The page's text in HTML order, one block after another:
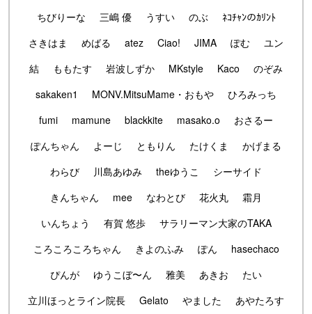
ちびりーな
三嶋 優 うすい のぶ
ﾈｺﾁｬﾝのｶﾘﾝﾄ
さきはま
めばる atez Ciao! JIMA ぽむ
ユン
結
ももたす 岩波しずか MKstyle Kaco
のぞみ
sakaken1
MONV.MitsuMame・おもや
ひろみっち
fumi
mamune blackkite masako.o
おさるー
ぽんちゃん
よーじ ともりん たけくま
かげまる
わらび
川島あゆみ theゆうこ
シーサイド
きんちゃん
mee なわとび 花火丸
霜月
いんちょう
有賀 悠歩
サラリーマン大家のTAKA
ころころころちゃん
きよのふみ ぽん
hasechaco
ぴんが
ゆうこぼ〜ん 雅美 あきお
たい
立川ほっとライン院長
Gelato やました
あやたろす